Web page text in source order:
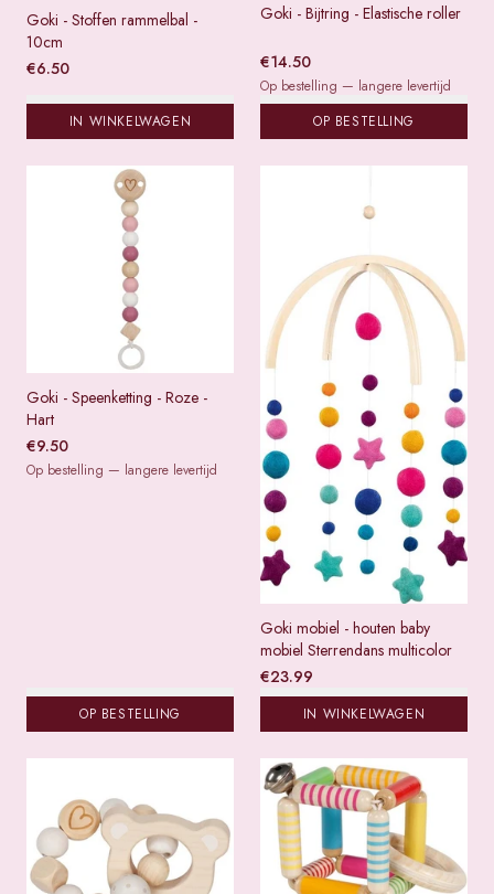
Goki - Stoffen rammelbal -
10cm
€6.50
IN WINKELWAGEN
Goki - Bijtring - Elastische roller
€14.50
Op bestelling — langere levertijd
OP BESTELLING
Goki - Speenketting - Roze -
Hart
€9.50
Op bestelling — langere levertijd
OP BESTELLING
Goki mobiel - houten baby
mobiel Sterrendans multicolor
€23.99
IN WINKELWAGEN